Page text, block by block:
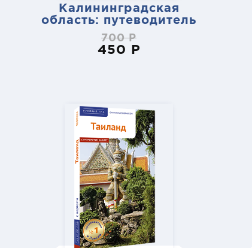
Калининградская
область: путеводитель
700 Р
450 Р